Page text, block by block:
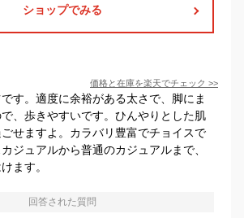
ショップでみる
価格と在庫を楽天でチェック >>
す。適度に余裕がある太さで、脚にま
、歩きやすいです。ひんやりとした肌
せますよ。カラバリ豊富でチョイスで
ジュアルから普通のカジュアルまで、
ます。
回答された質問